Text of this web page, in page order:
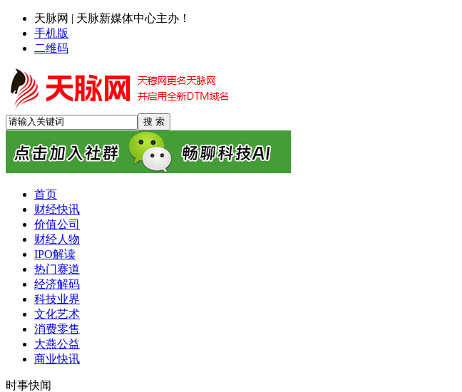
天脉网 | 天脉新媒体中心主办！
手机版
二维码
首页
财经快讯
价值公司
财经人物
IPO解读
热门赛道
经济解码
科技业界
文化艺术
消费零售
大燕公益
商业快讯
时事快闻
字节跳动高层发声：张一鸣倡长期主义，梁汝波强调自研深耕AGI未来